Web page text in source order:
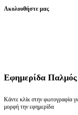
Ακολουθήστε μας
Εφημερίδα Παλμός
Κάντε κλίκ στην φωτογραφία
μορφή την εφημερίδα